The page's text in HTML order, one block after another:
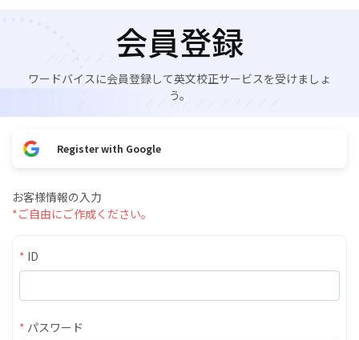
会員登録
ワードバイスに会員登録して英文校正サービスを受けましょ
う。
Register with Google
お客様情報の入力
*ご自由にご作成ください。
* ID
* パスワード